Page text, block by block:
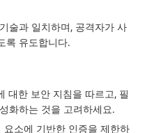
술과 일치하며, 공격자가 사
록 유도합니다.
대한 보안 지침을 따르고, 필
화하는 것을 고려하세요.
소에 기반한 인증을 제한하